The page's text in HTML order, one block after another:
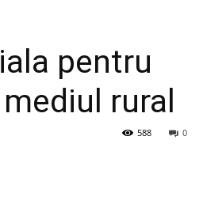
pentru
rural
0
588